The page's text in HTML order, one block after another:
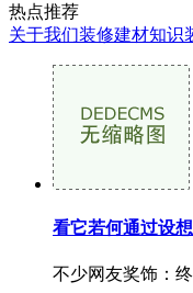
热点推荐
关于我们装修建材知识
看它若何通过设
不少网友奖饰：